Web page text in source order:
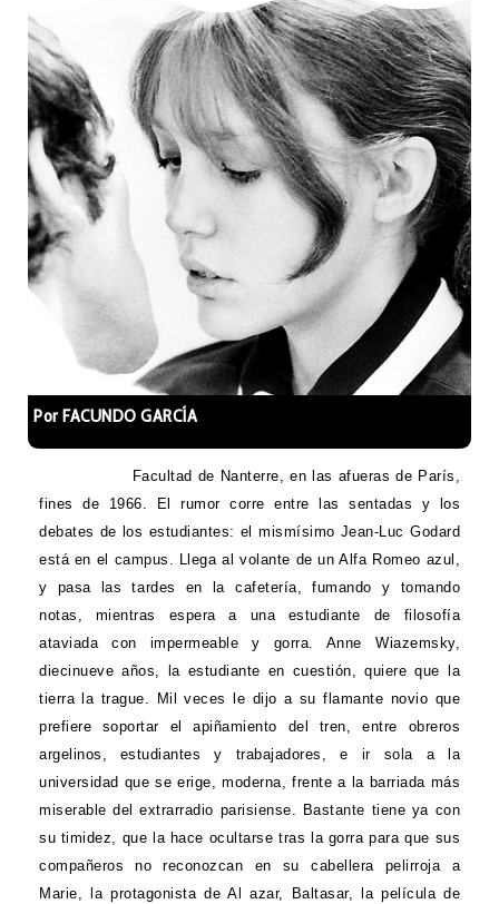
Por FACUNDO GARCÍA
Facultad de Nanterre, en las afueras de París,
fines de 1966. El rumor corre entre las sentadas y los
debates de los estudiantes: el mismísimo Jean-Luc Godard
está en el campus. Llega al volante de un Alfa Romeo azul,
y pasa las tardes en la cafetería, fumando y tomando
notas, mientras espera a una estudiante de filosofía
ataviada con impermeable y gorra. Anne Wiazemsky,
diecinueve años, la estudiante en cuestión, quiere que la
tierra la trague. Mil veces le dijo a su flamante novio que
prefiere soportar el apiñamiento del tren, entre obreros
argelinos, estudiantes y trabajadores, e ir sola a la
universidad que se erige, moderna, frente a la barriada más
miserable del extrarradio parisiense. Bastante tiene ya con
su timidez, que la hace ocultarse tras la gorra para que sus
compañeros no reconozcan en su cabellera pelirroja a
Marie, la protagonista de Al azar, Baltasar, la película de